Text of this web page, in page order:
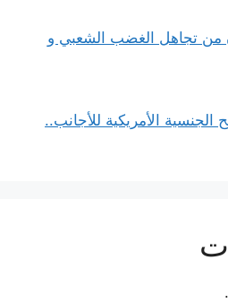
من تجاهل الغضب الشعبي و
الأمريكية للأجانب..